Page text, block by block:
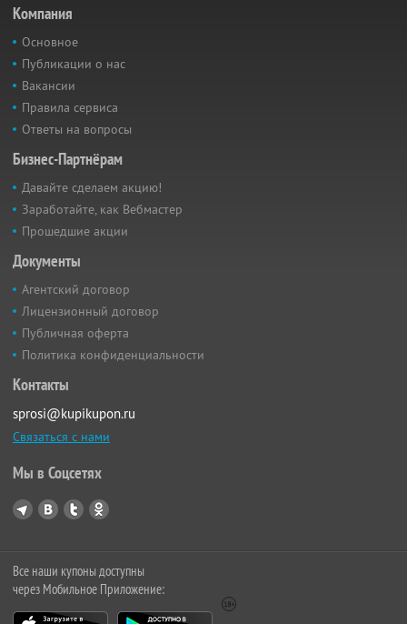
Компания
Основное
Публикации о нас
Вакансии
Правила сервиса
Ответы на вопросы
Бизнес-Партнёрам
Давайте сделаем акцию!
Заработайте, как Вебмастер
Прошедшие акции
Документы
Агентский договор
Лицензионный договор
Публичная оферта
Политика конфиденциальности
Контакты
sprosi@kupikupon.ru
Связаться с нами
Мы в Соцсетях
Все наши купоны доступны
через Мобильное Приложение: